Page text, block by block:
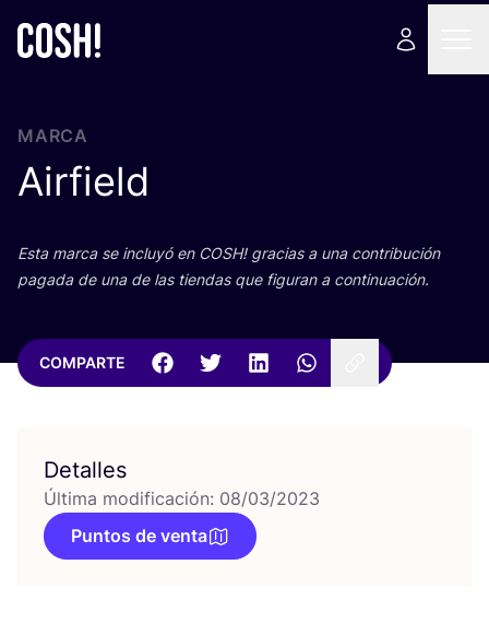
MARCA
Airfield
Esta mar­ca se inclu­yó en COSH! gra­cias a una con­tri­bu­ción
paga­da de una de las tien­das que figu­ran a continuación.
COMPARTE
Detalles
Última modificación: 08/03/2023
Puntos de venta